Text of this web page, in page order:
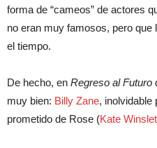
forma de “cameos” de actores
no eran muy famosos, pero
el tiempo.
De hecho, en Regreso al Futuro
muy bien: Billy Zane, inolvidable
prometido de Rose (Kate Winslet